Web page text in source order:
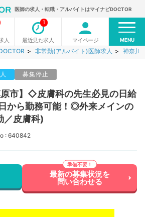
医師の求人・転職・アルバイトはマイナビDOCTOR
人 最近見た求人
1
マイページ MENU
非常勤(アルバイト)医師求人 神奈川
募集停止
原市】◇皮膚科の先生必見の日給
から勤務可能！◎外来メインの
／皮膚科)
: 640842
最新の募集状況を
問い合わせる